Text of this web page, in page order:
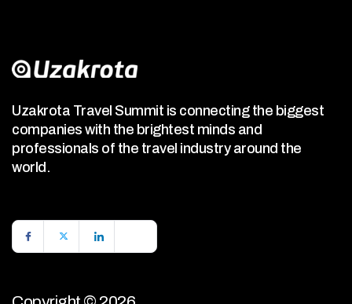
Uzakrota Travel Summit is connecting the biggest
companies with the brightest minds and
professionals of the travel industry around the
world.